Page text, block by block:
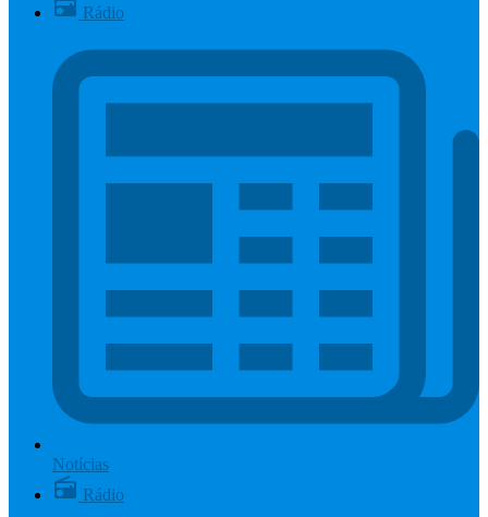
Rádio
Notícias
Rádio